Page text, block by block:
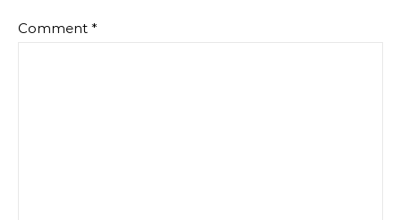
Comment *